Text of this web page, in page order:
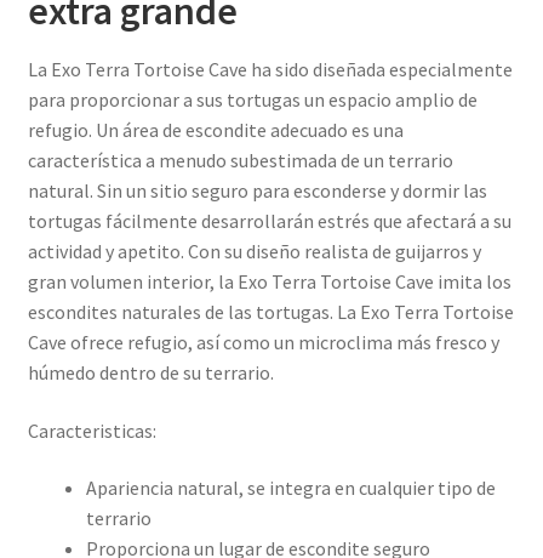
extra grande
La Exo Terra Tortoise Cave ha sido diseñada especialmente
para proporcionar a sus tortugas un espacio amplio de
refugio. Un área de escondite adecuado es una
característica a menudo subestimada de un terrario
natural. Sin un sitio seguro para esconderse y dormir las
tortugas fácilmente desarrollarán estrés que afectará a su
actividad y apetito. Con su diseño realista de guijarros y
gran volumen interior, la Exo Terra Tortoise Cave imita los
escondites naturales de las tortugas. La Exo Terra Tortoise
Cave ofrece refugio, así como un microclima más fresco y
húmedo dentro de su terrario.
Caracteristicas:
Apariencia natural, se integra en cualquier tipo de
terrario
Proporciona un lugar de escondite seguro